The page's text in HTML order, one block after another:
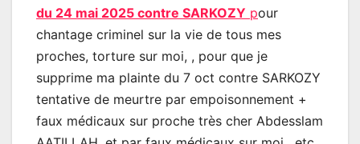
du 24 mai 2025 contre SARKOZY pour
chantage criminel sur la vie de tous mes
proches, torture sur moi, , pour que je
supprime ma plainte du 7 oct contre SARKOZY
tentative de meurtre par empoisonnement +
faux médicaux sur proche très cher Abdesslam